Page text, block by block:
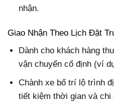
nhận.
Giao Nhận Theo Lịch Đặt
Dành cho khách hàng
vận chuyển cố định (ví
Chành xe bố trí lộ trình
tiết kiệm thời gian và chi